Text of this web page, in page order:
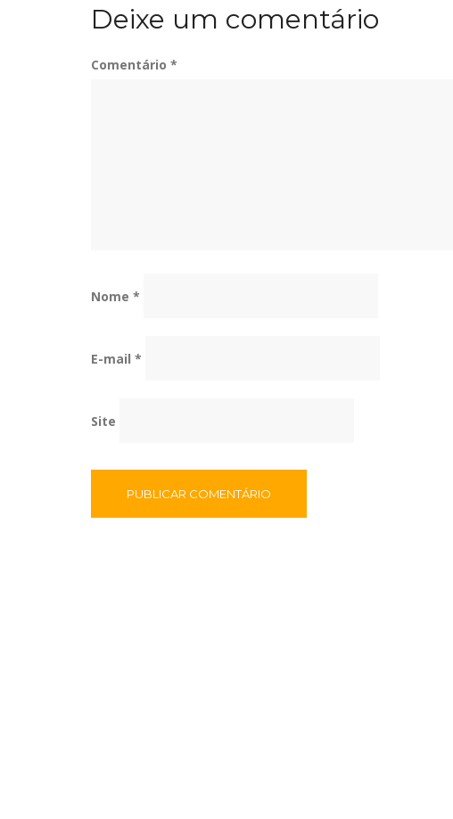
Deixe um comentário
Comentário *
Nome *
E-mail *
Site